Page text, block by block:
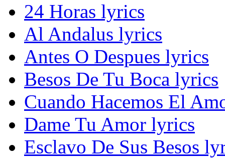
24 Horas lyrics
Al Andalus lyrics
Antes O Despues lyrics
Besos De Tu Boca lyrics
Cuando Hacemos El
Dame Tu Amor lyrics
Esclavo De Sus Besos